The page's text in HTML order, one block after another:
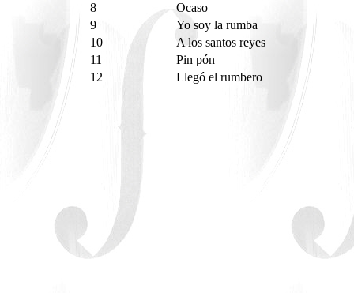
8
Ocaso
9
Yo soy la rumba
10
A los santos reyes
11
Pin pón
12
Llegó el rumbero